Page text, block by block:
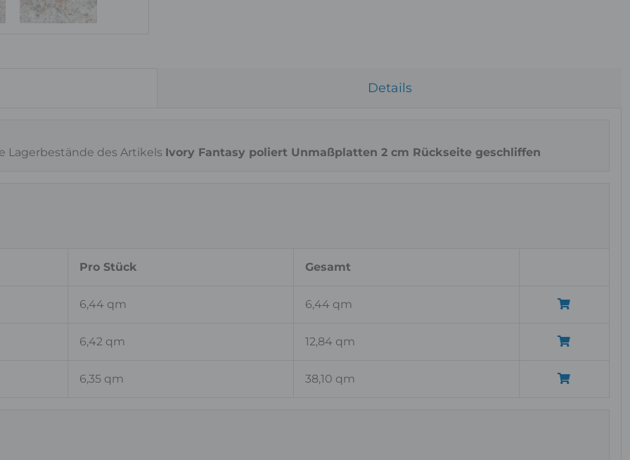
Details
Lagerbestände des Artikels Ivory Fantasy poliert Unmaßplatten 2 cm Rückseite geschliffen
Pro Stück Gesamt
6,44 qm 6,44 qm
6,42 qm 12,84 qm
6,35 qm 38,10 qm